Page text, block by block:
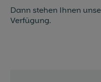
Dann stehen Ihnen
Verfügung.